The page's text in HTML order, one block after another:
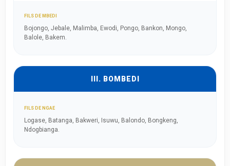
FILS DE MBEDI
Bojongo, Jebale, Malimba, Ewodi, Pongo, Bankon, Mongo,
Balole, Bakem.
III. BOMBEDI
FILS DE NGAE
Logase, Batanga, Bakweri, Isuwu, Balondo, Bongkeng,
Ndogbianga.